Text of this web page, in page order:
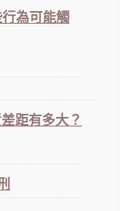
為可能觸
距有多大？